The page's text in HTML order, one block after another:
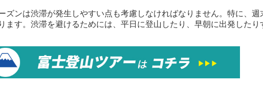
ズンは渋滞が発生しやすい点も考慮しなければなりません。特に、
す。渋滞を避けるためには、平日に登山したり、早朝に出発したり